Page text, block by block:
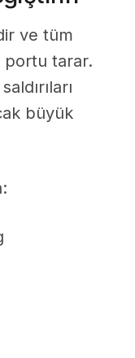
ve tüm
portu tarar.
büyük